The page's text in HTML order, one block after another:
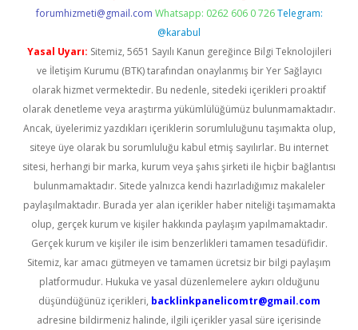
forumhizmeti@gmail.com Whatsapp: 0262 606 0 726 Telegram:
@karabul
Yasal Uyarı: Sitemiz, 5651 Sayılı Kanun gereğince Bilgi Teknolojileri
ve İletişim Kurumu (BTK) tarafından onaylanmış bir Yer Sağlayıcı
olarak hizmet vermektedir. Bu nedenle, sitedeki içerikleri proaktif
olarak denetleme veya araştırma yükümlülüğümüz bulunmamaktadır.
Ancak, üyelerimiz yazdıkları içeriklerin sorumluluğunu taşımakta olup,
siteye üye olarak bu sorumluluğu kabul etmiş sayılırlar. Bu internet
sitesi, herhangi bir marka, kurum veya şahıs şirketi ile hiçbir bağlantısı
bulunmamaktadır. Sitede yalnızca kendi hazırladığımız makaleler
paylaşılmaktadır. Burada yer alan içerikler haber niteliği taşımamakta
olup, gerçek kurum ve kişiler hakkında paylaşım yapılmamaktadır.
Gerçek kurum ve kişiler ile isim benzerlikleri tamamen tesadüfidir.
Sitemiz, kar amacı gütmeyen ve tamamen ücretsiz bir bilgi paylaşım
platformudur. Hukuka ve yasal düzenlemelere aykırı olduğunu
düşündüğünüz içerikleri, backlinkpanelicomtr@gmail.com
adresine bildirmeniz halinde, ilgili içerikler yasal süre içerisinde